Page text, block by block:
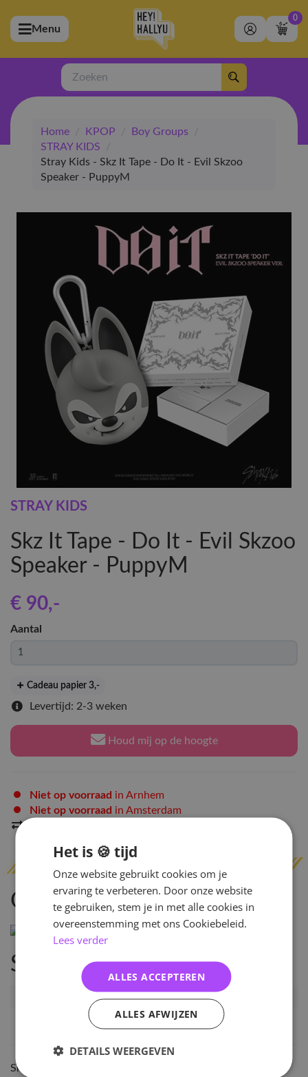
(Artiesten)
(Merchandise)
(Exclusive)
(Winkel)
Menu
0
Zoeken
Home / KPOP / Boy Groups
/
STRAY KIDS
/
Stray Kids - Skz It Tape - Do It - Evil Skzoo
Speaker - PuppyM
STRAY KIDS
Skz It Tape - Do It - Evil Skzoo
Speaker - PuppyM
€ 90,-
Aantal
Cadeau papier 3,-
Levertijd: 2-3 weken
Houd mij op de hoogte
Niet op voorraad in Arnhem
Niet op voorraad in Amsterdam
Omschrijving
Specificaties
SKZ-DI-ESKZ-SPK-PM
3369899845176
Shop meer
Het is 🍪 tijd
Onze website gebruikt cookies om je
ervaring te verbeteren. Door onze website
te gebruiken, stem je in met alle cookies in
overeenstemming met ons Cookiebeleid.
Lees verder
ALLES ACCEPTEREN
ALLES AFWIJZEN
DETAILS WEERGEVEN